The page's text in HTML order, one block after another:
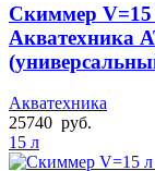
Скиммер
Акватехника
Акватехника
25740 руб.
15 л